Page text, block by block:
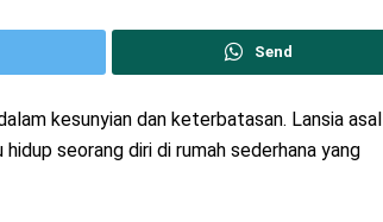
Send
kesunyian dan keterbatasan. Lansia asal
seorang diri di rumah sederhana yang